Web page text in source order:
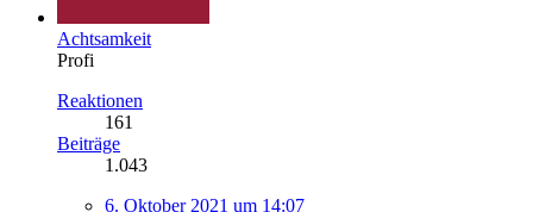
Achtsamkeit
Profi
Reaktionen
161
Beiträge
1.043
6. Oktober 2021 um 14:07